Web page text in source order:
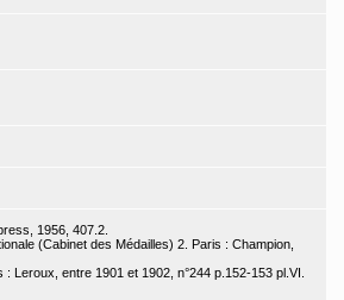
1956, 407.2.
(Cabinet des Médailles) 2. Paris : Champion,
Leroux, entre 1901 et 1902, n°244 p.152-153 pl.VI.